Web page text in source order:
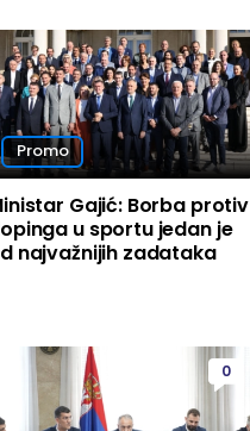
Promo
Gajić: Borba protiv
u sportu jedan je
najvažnijih zadataka
0